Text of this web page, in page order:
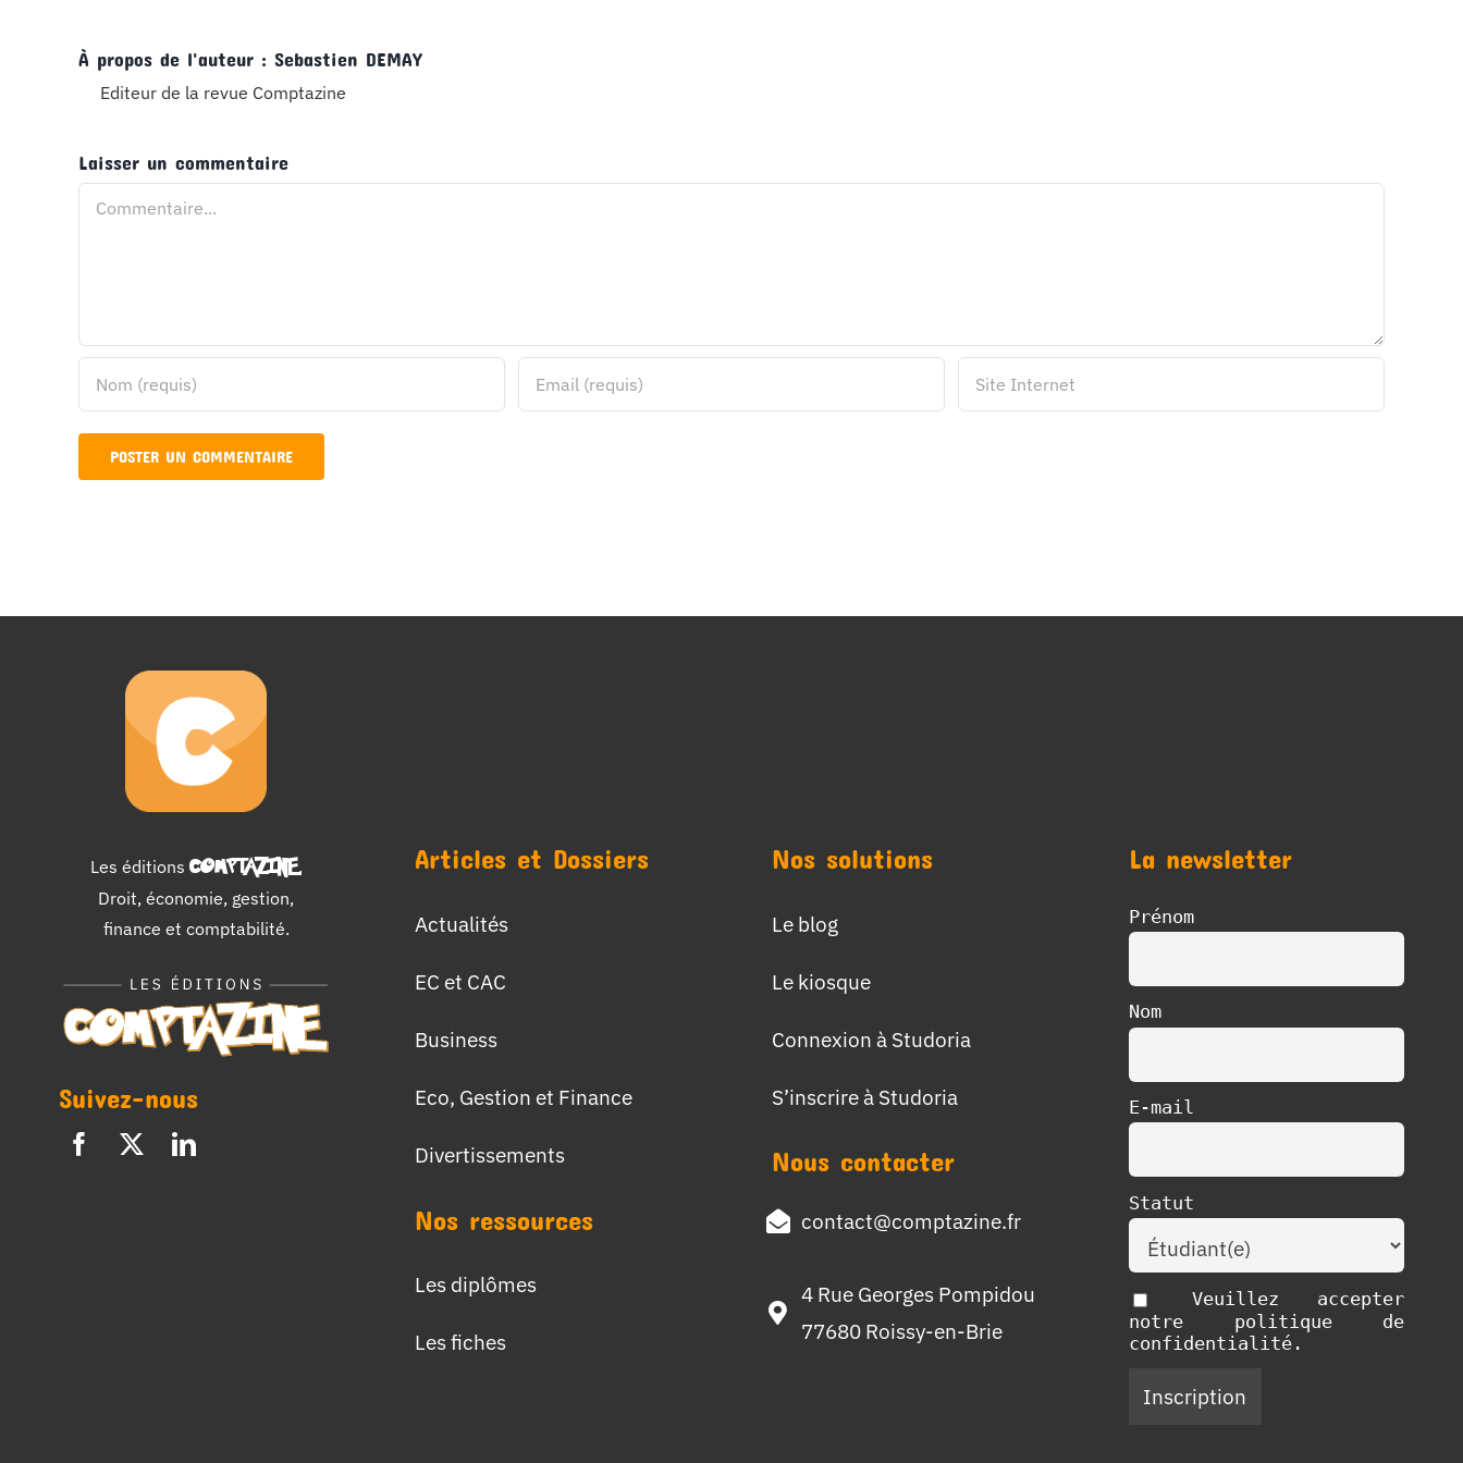
À propos de l'auteur : Sebastien DEMAY
Editeur de la revue Comptazine
Laisser un commentaire
Commentaire
Les éditions COMPTAZINE.
Droit, économie, gestion,
finance et comptabilité.
Suivez-nous
Articles et Dossiers
Actualités
EC et CAC
Business
Eco, Gestion et Finance
Divertissements
Nos ressources
Les diplômes
Les fiches
Nos solutions
Le blog
Le kiosque
Connexion à Studoria
S’inscrire à Studoria
Nous contacter
contact@comptazine.fr
4 Rue Georges Pompidou
77680 Roissy-en-Brie
La newsletter
Prénom
Nom
E-mail
Statut
Veuillez accepter
notre politique de
confidentialité.